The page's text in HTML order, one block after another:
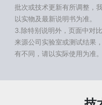
批次或技术更新有所调整，
以实物及最新说明书为准。
3.除特别说明外，页面中对
来源公司实验室或测试结果
有不同，请以实际使用为准。